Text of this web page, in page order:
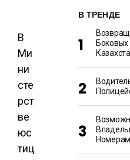
В
Ми
ни
сте
рст
ве
юс
тиц
В ТРЕНДЕ
Боковых